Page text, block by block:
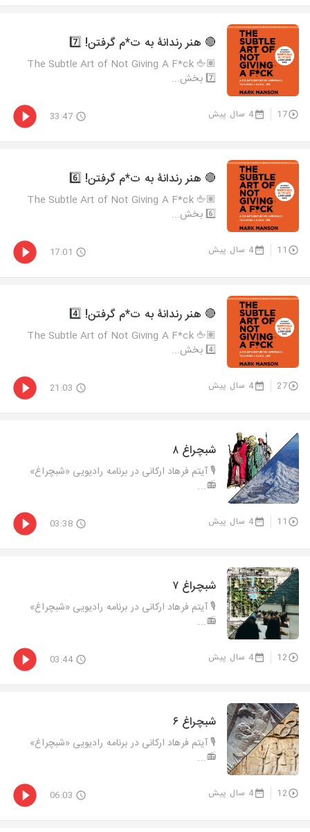
🔴 هنر رندانۀ به ت*م گرفتن! 7️⃣
🖕🏽 The Subtle Art of Not Giving A F*ck
7️⃣ بخش...
17 4 سال پیش 33:47
🔴 هنر رندانۀ به ت*م گرفتن! 6️⃣
🖕🏽 The Subtle Art of Not Giving A F*ck
6️⃣ بخش...
11 4 سال پیش 17:01
🔴 هنر رندانۀ به ت*م گرفتن! 4️⃣
🖕🏽 The Subtle Art of Not Giving A F*ck
4️⃣ بخش...
27 4 سال پیش 21:03
شبچراغ ۸
🎙 آیتم فرهاد ارکانی در برنامه رادیویی «شبچراغ»
📻...
11 4 سال پیش 03:38
شبچراغ ۷
🎙 آیتم فرهاد ارکانی در برنامه رادیویی «شبچراغ»
📻...
12 4 سال پیش 03:44
شبچراغ ۶
🎙 آیتم فرهاد ارکانی در برنامه رادیویی «شبچراغ»
📻...
12 4 سال پیش 06:03